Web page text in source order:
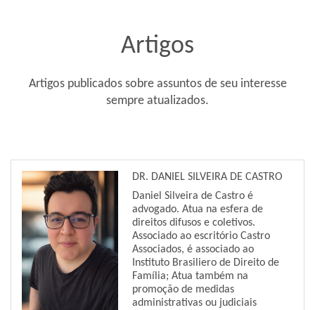
Artigos
Artigos publicados sobre assuntos de seu interesse
sempre atualizados.
DR. DANIEL SILVEIRA DE CASTRO
Daniel Silveira de Castro é
advogado. Atua na esfera de
direitos difusos e coletivos.
Associado ao escritório Castro
Associados, é associado ao
Instituto Brasiliero de Direito de
Família; Atua também na
promoção de medidas
administrativas ou judiciais